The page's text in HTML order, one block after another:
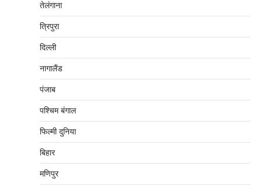
तेलंगाना
त्रिपुरा
दिल्‍ली
नागालैंड
पंजाब
पश्चिम बंगाल
फिल्मी दुनिया
बिहार
मणिपुर